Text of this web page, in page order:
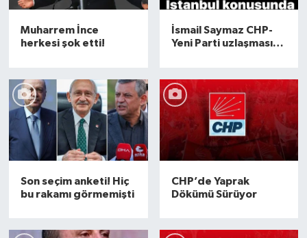
Muharrem İnce
herkesi şok etti!
İsmail Saymaz CHP-
Yeni Parti uzlaşmasını
Son seçim anketi! Hiç
bu rakamı görmemişti
CHP’de Yaprak
Dökümü Sürüyor